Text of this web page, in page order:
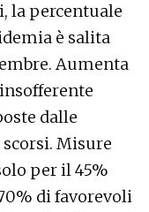
la percentuale
è salita
Aumenta
dalle
Misure
per il 45%
di favorevoli